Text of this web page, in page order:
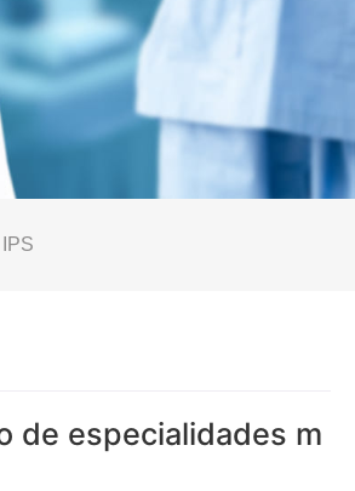
de especialidades m